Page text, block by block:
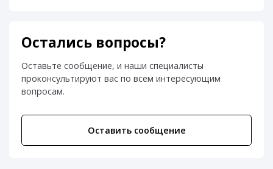
Остались вопросы?
Оставьте сообщение, и наши специалисты
проконсультируют вас по всем интересующим
вопросам.
Оставить сообщение